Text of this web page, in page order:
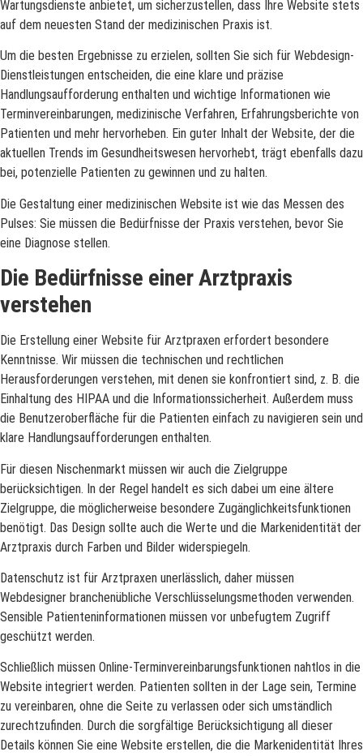
Wartungsdienste anbietet, um sicherzustellen, dass Ihre Website stets
auf dem neuesten Stand der medizinischen Praxis ist.
Um die besten Ergebnisse zu erzielen, sollten Sie sich für Webdesign-
Dienstleistungen entscheiden, die eine klare und präzise
Handlungsaufforderung enthalten und wichtige Informationen wie
Terminvereinbarungen, medizinische Verfahren, Erfahrungsberichte von
Patienten und mehr hervorheben. Ein guter Inhalt der Website, der die
aktuellen Trends im Gesundheitswesen hervorhebt, trägt ebenfalls dazu
bei, potenzielle Patienten zu gewinnen und zu halten.
Die Gestaltung einer medizinischen Website ist wie das Messen des
Pulses: Sie müssen die Bedürfnisse der Praxis verstehen, bevor Sie
eine Diagnose stellen.
Die Bedürfnisse einer Arztpraxis
verstehen
Die Erstellung einer Website für Arztpraxen erfordert besondere
Kenntnisse. Wir müssen die technischen und rechtlichen
Herausforderungen verstehen, mit denen sie konfrontiert sind, z. B. die
Einhaltung des HIPAA und die Informationssicherheit. Außerdem muss
die Benutzeroberfläche für die Patienten einfach zu navigieren sein und
klare Handlungsaufforderungen enthalten.
Für diesen Nischenmarkt müssen wir auch die Zielgruppe
berücksichtigen. In der Regel handelt es sich dabei um eine ältere
Zielgruppe, die möglicherweise besondere Zugänglichkeitsfunktionen
benötigt. Das Design sollte auch die Werte und die Markenidentität der
Arztpraxis durch Farben und Bilder widerspiegeln.
Datenschutz ist für Arztpraxen unerlässlich, daher müssen
Webdesigner branchenübliche Verschlüsselungsmethoden verwenden.
Sensible Patienteninformationen müssen vor unbefugtem Zugriff
geschützt werden.
Schließlich müssen Online-Terminvereinbarungsfunktionen nahtlos in die
Website integriert werden. Patienten sollten in der Lage sein, Termine
zu vereinbaren, ohne die Seite zu verlassen oder sich umständlich
zurechtzufinden. Durch die sorgfältige Berücksichtigung all dieser
Details können Sie eine Website erstellen, die die Markenidentität Ihres